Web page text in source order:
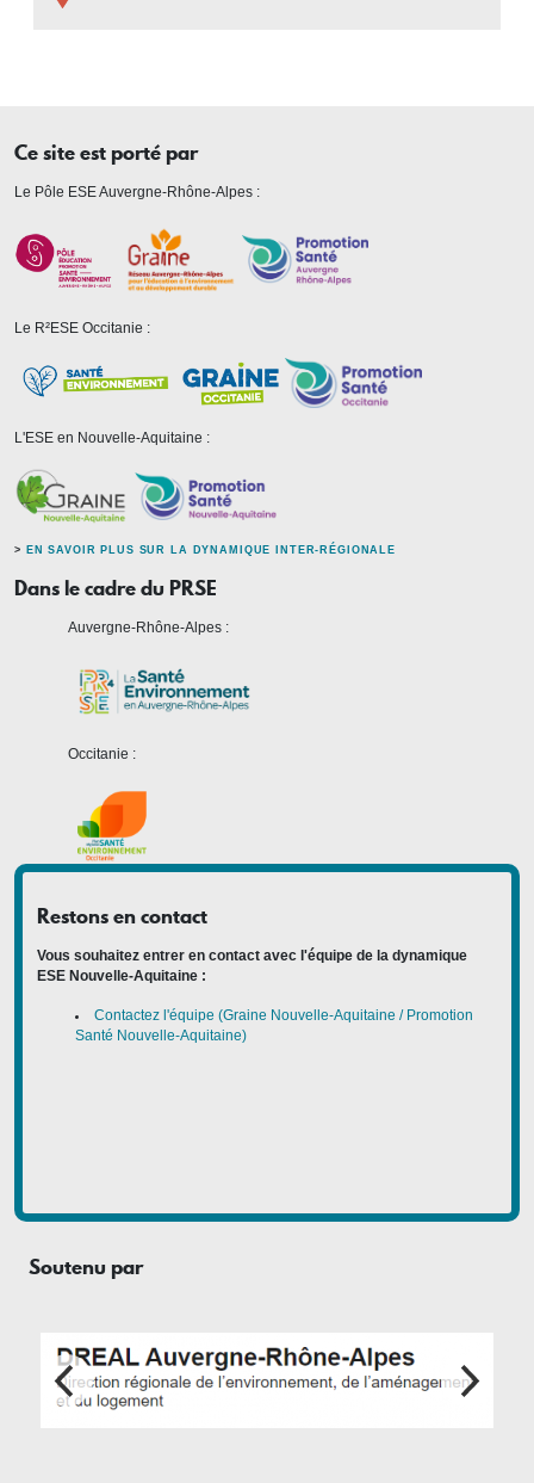
Ce site est porté par
Le Pôle ESE Auvergne-Rhône-Alpes :
Le R²ESE Occitanie :
L'ESE en Nouvelle-Aquitaine :
> EN SAVOIR PLUS SUR LA DYNAMIQUE INTER-RÉGIONALE
Dans le cadre du PRSE
Auvergne-Rhône-Alpes :
Occitanie :
Restons en contact
Vous souhaitez entrer en contact avec l'équipe de la dynamique
ESE Nouvelle-Aquitaine :
Contactez l'équipe (Graine Nouvelle-Aquitaine / Promotion
Santé Nouvelle-Aquitaine)
Soutenu par